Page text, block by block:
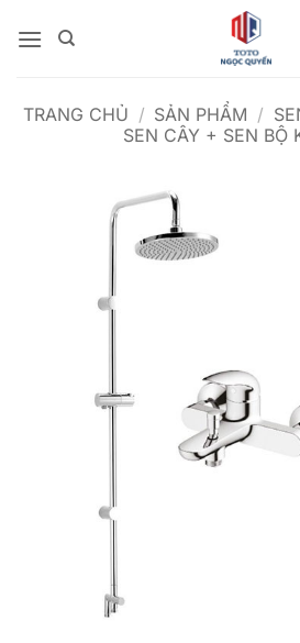
qua
TRANG CHỦ / SẢN PHẨM /
SEN CÂY + SEN BỘ